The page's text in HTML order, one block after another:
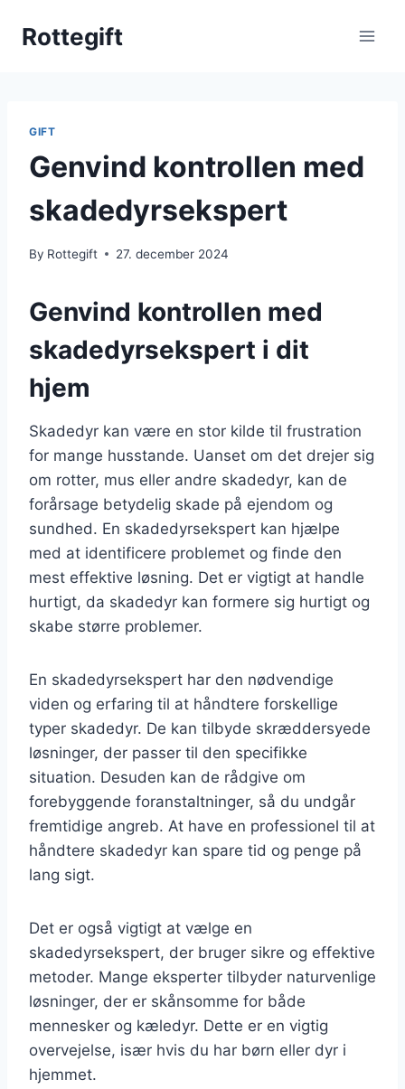
Rottegift
GIFT
Genvind kontrollen med
skadedyrsekspert
By Rottegift 27. december 2024
Genvind kontrollen med
skadedyrsekspert i dit
hjem
Skadedyr kan være en stor kilde til frustration
for mange husstande. Uanset om det drejer sig
om rotter, mus eller andre skadedyr, kan de
forårsage betydelig skade på ejendom og
sundhed. En skadedyrsekspert kan hjælpe
med at identificere problemet og finde den
mest effektive løsning. Det er vigtigt at handle
hurtigt, da skadedyr kan formere sig hurtigt og
skabe større problemer.
En skadedyrsekspert har den nødvendige
viden og erfaring til at håndtere forskellige
typer skadedyr. De kan tilbyde skræddersyede
løsninger, der passer til den specifikke
situation. Desuden kan de rådgive om
forebyggende foranstaltninger, så du undgår
fremtidige angreb. At have en professionel til at
håndtere skadedyr kan spare tid og penge på
lang sigt.
Det er også vigtigt at vælge en
skadedyrsekspert, der bruger sikre og effektive
metoder. Mange eksperter tilbyder naturvenlige
løsninger, der er skånsomme for både
mennesker og kæledyr. Dette er en vigtig
overvejelse, især hvis du har børn eller dyr i
hjemmet.